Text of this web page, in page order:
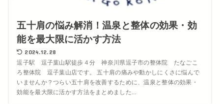
五十肩の悩み解消！温泉と整体の効果・効
能を最大限に活かす方法
2024.12.28
逗子駅 逗子葉山駅徒歩４分 神奈川県逗子市の整体院 たなごこ
ろ整体院 逗子葉山店です。 五十肩の痛みや動かしにくさに悩んで
いませんか？つらい五十肩を改善するために、温泉と整体の効果・
効能を最大限に活かす方法をまとめました...